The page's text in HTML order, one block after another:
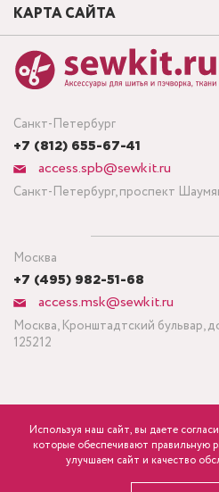
розница
Санкт-Петербург
+7 (812) 655-67-41
access.spb@sewkit.ru
Санкт-Петербург, проспект
Москва
+7 (495) 982-51-68
access.msk@sewkit.ru
Москва, Кронштадтский бульвар,
125212
КАРТА САЙТА
Политика
Используя наш сайт, вы даете
которые обеспечивают правильную
улучшаем сайт и качество